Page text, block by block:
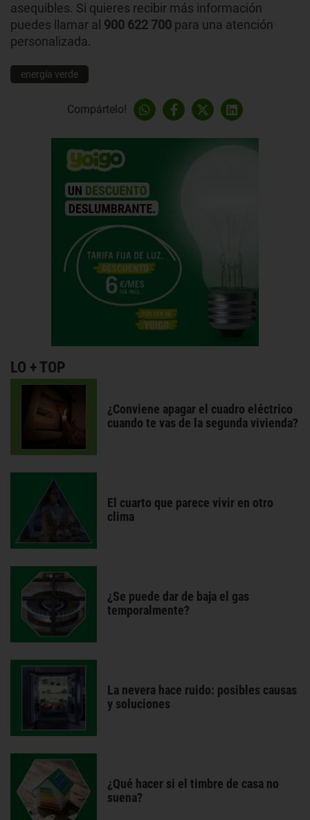
asequibles. Si quieres recibir más información
puedes llamar al 900 622 700 para una atención
personalizada.
energía verde
Compártelo!
LO + TOP
¿Conviene apagar el cuadro eléctrico
cuando te vas de la segunda vivienda?
El cuarto que parece vivir en otro
clima
¿Se puede dar de baja el gas
temporalmente?
La nevera hace ruido: posibles causas
y soluciones
¿Qué hacer si el timbre de casa no
suena?